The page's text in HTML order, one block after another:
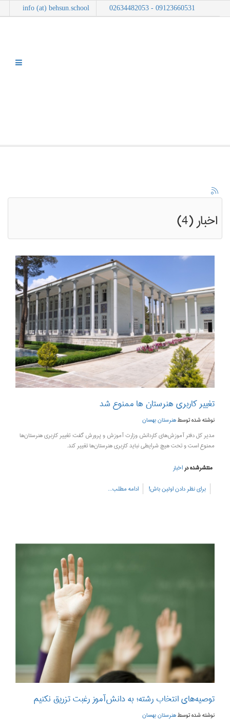
09123660531 - 02634482053
info (at) behsun.school
اخبار (4)
تغییر کاربری هنرستان ‌ها ممنوع شد
نوشته شده توسطهنرستان بهسان
مدیر کل دفتر آموزش‌های کاردانش وزارت آموزش و پرورش گفت: تغییر کاربری هنرستان‌ها
ممنوع است و تحت هیچ شرایطی نباید کاربری هنرستان‌ها تغییر کند.
منتشرشده دراخبار
برای نظر دادن اولین باش!
ادامه مطلب...
توصیه‌های انتخاب رشته؛ به دانش‌آموز رغبت تزریق نکنیم
نوشته شده توسطهنرستان بهسان